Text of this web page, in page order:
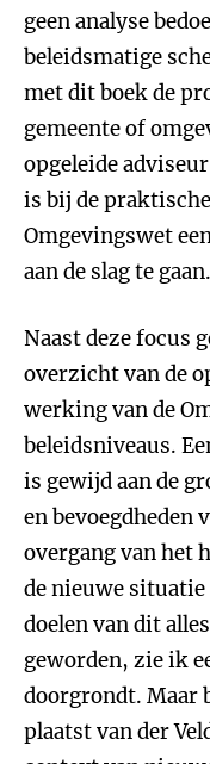
geen analyse
beleidsmatige
met dit boek de
gemeente of
opgeleide
is bij de
Omgevingswet
aan de slag te gaan.
Naast deze focus
overzicht van de
werking van de
beleidsniveaus.
is gewijd aan de
en bevoegdheden
overgang van het
de nieuwe situatie
doelen van dit
geworden, zie ik
doorgrondt. Maar
plaatst van der